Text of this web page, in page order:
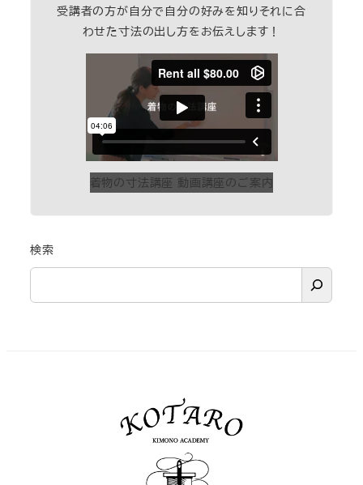
受講者の方が自分で自分の好みを知りそれに合
わせた寸法の出し方をお伝えします！
着物の寸法講座 動画講座のご案内
検索